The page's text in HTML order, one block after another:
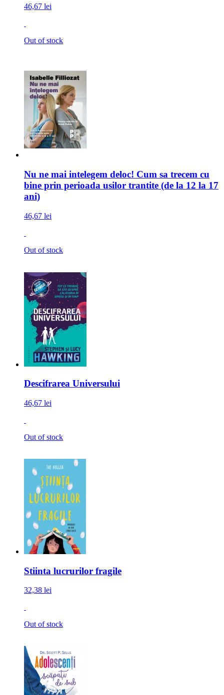
46,67 lei
Out of stock
Nu ne mai intelegem deloc! Cum sa trecem cu
bine prin perioada usilor trantite (de la 12 la 17
ani)
46,67 lei
Out of stock
Descifrarea Universului
46,67 lei
Out of stock
Stiinta lucrurilor fragile
32,38 lei
Out of stock